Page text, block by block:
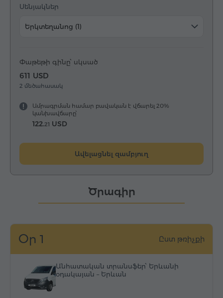
Սենյակներ
Երկտեղանոց (1)
Փաթեթի գինը՝ սկսած
611 USD
2 մեծահասակ
Ամրագրման համար բավական է վճարել 20%
կանխավճարը՝
122.21 USD
Ավելացնել զամբյուղ
Ծրագիր
Օր 1 Ըստ թռիչքի
Անհատական տրանսֆեր՝ Երևանի
օդակայան – Երևան